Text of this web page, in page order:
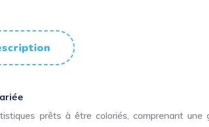
prêts à être coloriés, comprenant une